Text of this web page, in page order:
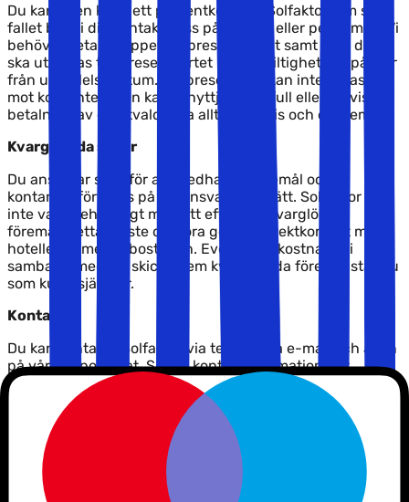
Du kan även köpa ett presentkort hos Solfaktor. Om så är
fallet ber vi dig kontakta oss på telefon eller per e-mail. Vi
behöver veta beloppet på presentkortet samt vem det
ska utställas till. Presentkortet har en giltighetstid på 2 år
från utställelsedatum. Ett presentkort kan inte bytas in
mot kontanter, men kan utnyttjas som full eller delvis
betalning av en utvald resa allt efter pris och önskemål.
Kvarglömda saker
Du ansvarar själv för att medhavda föremål och
kontanter förvaras på ett ansvarsfullt sätt. Solfaktor kan
inte vara behjälpligt med att efterlysa kvarglömda
föremål, detta måste du göra genom direktkontakt med
hotellet/semesterbostaden. Eventuella kostnader i
samband med att skicka hem kvarglömda föremål står du
som kund själv för.
Kontakt
Du kan kontakta Solfaktor via telefon, på e-mail och även
på vår supportchat. Se vår kontaktinformationhär.
Kreditkort
När du bokar din resa kan du betala online med
kreditkort. Läs om betalning och kreditkort
Överlåtande av resa